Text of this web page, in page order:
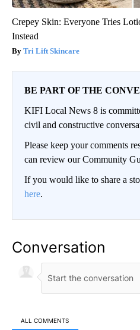
Crepey Skin: Everyone Tries
Instead
Tri Lift Skincare
BE PART OF THE
KIFI Local News 8 is
civil and constructive
Please keep your comments
can review our Community
If you would like to share a
here.
Conversation
ALL COMMENTS